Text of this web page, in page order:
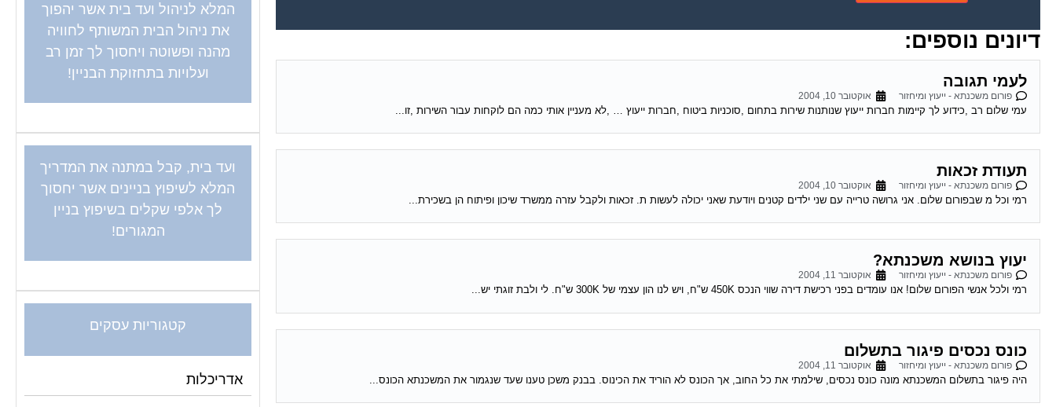
דיונים נוספים:
לעמי תגובה
פורום משכנתא - ייעוץ ומיחזור אוקטובר 10, 2004
עמי שלום רב ,כידוע לך קיימות חברות ייעוץ שנותנות שירות בתחום ,סוכניות ביטוח ,חברות ייעוץ … ,לא מעניין אותי כמה הם לוקחות עבור השירות ,זו...
תעודת זכאות
פורום משכנתא - ייעוץ ומיחזור אוקטובר 10, 2004
רמי וכל מ שבפורום שלום. אני גרושה טרייה עם שני ילדים קטנים ויודעת שאני יכולה לעשות ת. זכאות ולקבל עזרה ממשרד שיכון ופיתוח הן בשכירת...
יעוץ בנושא משכנתא?
פורום משכנתא - ייעוץ ומיחזור אוקטובר 11, 2004
רמי ולכל אנשי הפורום שלום! אנו עומדים בפני רכישת דירה שווי הנכס 450K ש"ח, ויש לנו הון עצמי של 300K ש"ח. לי ולבת זוגתי יש...
כונס נכסים פיגור בתשלום
פורום משכנתא - ייעוץ ומיחזור אוקטובר 11, 2004
היה פיגור בתשלום המשכנתא מונה כונס נכסים, שילמתי את כל החוב, אך הכונס לא הוריד את הכינוס. בבנק משכן טענו שעד שנגמור את המשכנתא הכונס...
המלא לניהול ועד בית אשר יהפוך
את ניהול הבית המשותף לחוויה
מהנה ופשוטה ויחסוך לך זמן רב
ועלויות בתחזוקת הבניין!
ועד בית, קבל במתנה את המדריך
המלא לשיפוץ בניינים אשר יחסוך
לך אלפי שקלים בשיפוץ בניין
המגורים!
קטגוריות עסקים
אדריכלות